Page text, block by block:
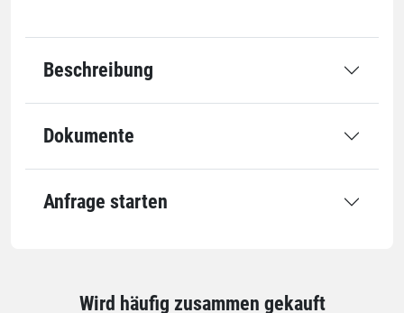
Leistung
Belastbarkeit 3000 kg
Einheiten Stück: 1 Stück / 1,29 kg
Beschreibung
Dokumente
Anfrage starten
Wird häufig zusammen gekauft